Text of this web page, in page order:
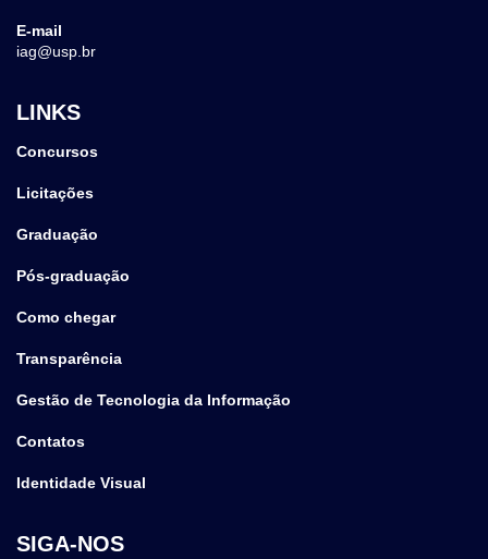
E-mail
iag@usp.br
LINKS
Concursos
Licitações
Graduação
Pós-graduação
Como chegar
Transparência
Gestão de Tecnologia da Informação
Contatos
Identidade Visual
SIGA-NOS